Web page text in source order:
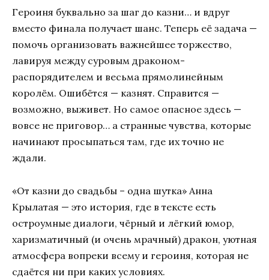
Героиня буквально за шаг до казни… и вдруг
вместо финала получает шанс. Теперь её задача —
помочь организовать важнейшее торжество,
лавируя между суровым драконом-
распорядителем и весьма прямолинейным
королём. Ошибётся — казнят. Справится —
возможно, выживет. Но самое опасное здесь —
вовсе не приговор… а странные чувства, которые
начинают просыпаться там, где их точно не
ждали.
«От казни до свадьбы – одна шутка» Анна
Крылатая — это история, где в тексте есть
остроумные диалоги, чёрный и лёгкий юмор,
харизматичный (и очень мрачный) дракон, уютная
атмосфера вопреки всему и героиня, которая не
сдаётся ни при каких условиях.